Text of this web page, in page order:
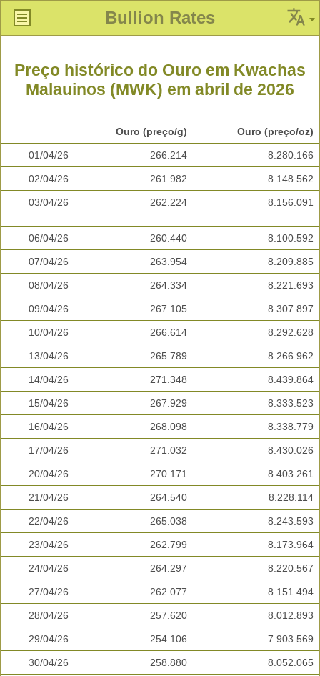
Bullion Rates
Preço histórico do Ouro em Kwachas
Malauinos (MWK) em abril de 2026
Ouro (preço/g) Ouro (preço/oz)
01/04/26 266.214 8.280.166
02/04/26 261.982 8.148.562
03/04/26 262.224 8.156.091
06/04/26 260.440 8.100.592
07/04/26 263.954 8.209.885
08/04/26 264.334 8.221.693
09/04/26 267.105 8.307.897
10/04/26 266.614 8.292.628
13/04/26 265.789 8.266.962
14/04/26 271.348 8.439.864
15/04/26 267.929 8.333.523
16/04/26 268.098 8.338.779
17/04/26 271.032 8.430.026
20/04/26 270.171 8.403.261
21/04/26 264.540 8.228.114
22/04/26 265.038 8.243.593
23/04/26 262.799 8.173.964
24/04/26 264.297 8.220.567
27/04/26 262.077 8.151.494
28/04/26 257.620 8.012.893
29/04/26 254.106 7.903.569
30/04/26 258.880 8.052.065